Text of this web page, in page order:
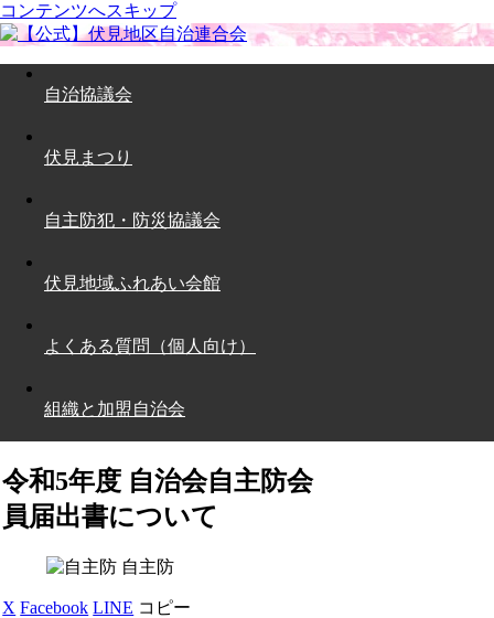
コンテンツへスキップ
自治協議会
伏見まつり
自主防犯・防災協議会
伏見地域ふれあい会館
よくある質問（個人向け）
組織と加盟自治会
令和5年度 自治会自主防会
員届出書について
自主防
X Facebook LINE コピー